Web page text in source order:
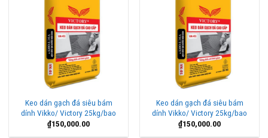
Keo dán gạch đá siêu bám
dính Vikko/ Victory 25kg/bao
₫150,000.00
Keo dán gạch đá siêu bám
dính Vikko/ Victory 25kg/bao
₫150,000.00